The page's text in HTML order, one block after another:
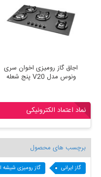
اجاق گاز
ونوس مدل V20 پنج شعله
اخوان سری
نماد اعتماد الکترونیکی
برچسب های محصول
گاز ایرانی گاز رومیزی شیشه